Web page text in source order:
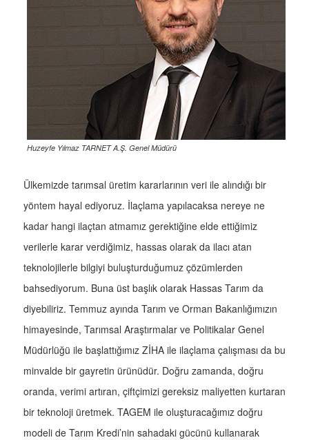
Huzeyfe Yılmaz TARNET A.Ş. Genel Müdürü
Ülkemizde tarımsal üretim kararlarının veri ile alındığı bir
yöntem hayal ediyoruz. İlaçlama yapılacaksa nereye ne
kadar hangi ilaçtan atmamız gerektiğine elde ettiğimiz
verilerle karar verdiğimiz, hassas olarak da ilacı atan
teknolojilerle bilgiyi buluşturduğumuz çözümlerden
bahsediyorum. Buna üst başlık olarak Hassas Tarım da
diyebiliriz. Temmuz ayında Tarım ve Orman Bakanlığımızın
himayesinde, Tarımsal Araştırmalar ve Politikalar Genel
Müdürlüğü ile başlattığımız ZİHA ile ilaçlama çalışması da bu
minvalde bir gayretin ürünüdür. Doğru zamanda, doğru
oranda, verimi artıran, çiftçimizi gereksiz maliyetten kurtaran
bir teknoloji üretmek. TAGEM ile oluşturacağımız doğru
modeli de Tarım Kredi’nin sahadaki gücünü kullanarak